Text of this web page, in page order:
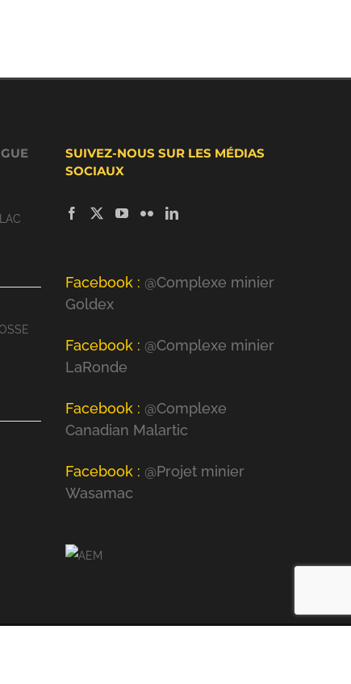
SUIVEZ-NOUS SUR LES MÉDIAS
SOCIAUX
Facebook : @Complexe minier
Goldex
Facebook : @Complexe minier
LaRonde
Facebook : @Complexe
Canadian Malartic
Facebook : @Projet minier
Wasamac